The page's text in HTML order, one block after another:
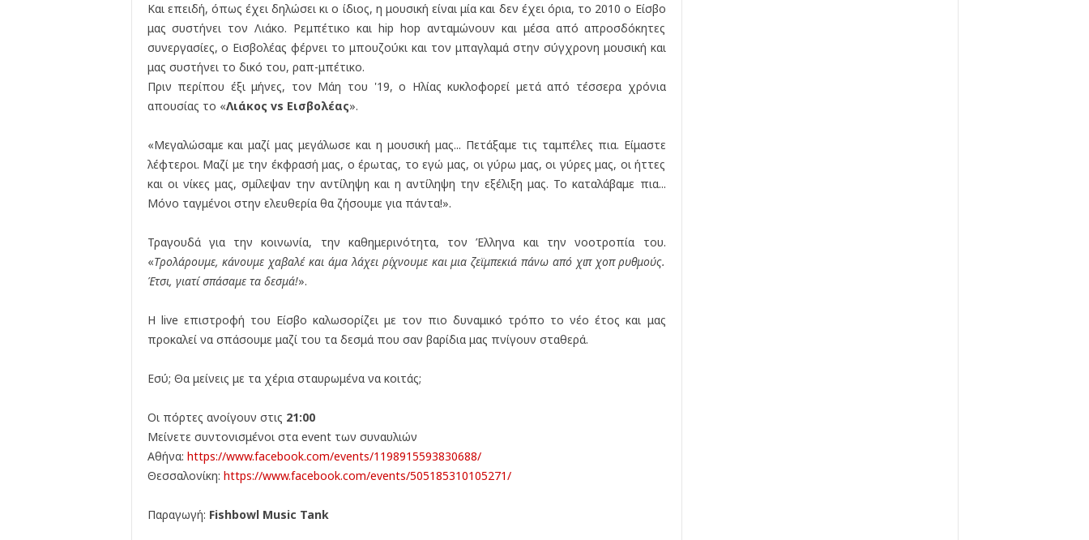
Και επειδή, όπως έχει δηλώσει κι ο ίδιος, η μουσική είναι μία και δεν έχει όρια, το 2010 ο Είσβο
μας συστήνει τον Λιάκο. Ρεμπέτικο και hip hop ανταμώνουν και μέσα από απροσδόκητες
συνεργασίες, ο Εισβολέας φέρνει το μπουζούκι και τον μπαγλαμά στην σύγχρονη μουσική και
μας συστήνει το δικό του, ραπ-μπέτικο.
Πριν περίπου έξι μήνες, τον Μάη του '19, ο Ηλίας κυκλοφορεί μετά από τέσσερα χρόνια
απουσίας το «Λιάκος vs Εισβολέας».
«Μεγαλώσαμε και μαζί μας μεγάλωσε και η μουσική μας... Πετάξαμε τις ταμπέλες πια. Είμαστε
λέφτεροι. Μαζί με την έκφρασή μας, ο έρωτας, το εγώ μας, οι γύρω μας, οι γύρες μας, οι ήττες
και οι νίκες μας, σμίλεψαν την αντίληψη και η αντίληψη την εξέλιξη μας. Το καταλάβαμε πια...
Μόνο ταγμένοι στην ελευθερία θα ζήσουμε για πάντα!».
Τραγουδά για την κοινωνία, την καθημερινότητα, τον Έλληνα και την νοοτροπία του.
«Τρολάρουμε, κάνουμε χαβαλέ και άμα λάχει ρίχνουμε και μια ζεϊμπεκιά πάνω από χιπ χοπ ρυθμούς.
Έτσι, γιατί σπάσαμε τα δεσμά!».
Η live επιστροφή του Είσβο καλωσορίζει με τον πιο δυναμικό τρόπο το νέο έτος και μας
προκαλεί να σπάσουμε μαζί του τα δεσμά που σαν βαρίδια μας πνίγουν σταθερά.
Εσύ; Θα μείνεις με τα χέρια σταυρωμένα να κοιτάς;
Οι πόρτες ανοίγουν στις 21:00
Μείνετε συντονισμένοι στα event των συναυλιών
Αθήνα: https://www.facebook.com/events/1198915593830688/
Θεσσαλονίκη: https://www.facebook.com/events/505185310105271/
Παραγωγή: Fishbowl Music Tank